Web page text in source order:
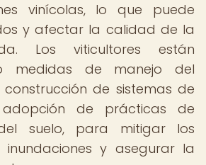
vinícolas, lo que puede
y afectar la calidad de la
Los viticultores están
medidas de manejo del
de sistemas de
de prácticas de
suelo, para mitigar los
y asegurar la